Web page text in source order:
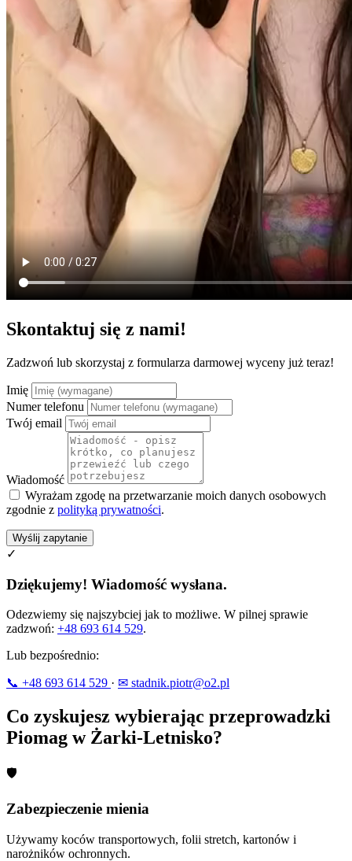
Skontaktuj się z nami!
Zadzwoń lub skorzystaj z formularza darmowej wyceny już teraz!
Imię
Numer telefonu
Twój email
Wiadomość
Wyrażam zgodę na przetwarzanie moich danych osobowych
zgodnie z polityką prywatności.
Wyślij zapytanie
✓
Dziękujemy! Wiadomość wysłana.
Odezwiemy się najszybciej jak to możliwe. W pilnej sprawie
zadzwoń: +48 693 614 529.
Lub bezpośrednio:
📞 +48 693 614 529 · ✉ stadnik.piotr@o2.pl
Co zyskujesz wybierając przeprowadzki
Piomag w Żarki-Letnisko?
🛡
Zabezpieczenie mienia
Używamy koców transportowych, folii stretch, kartonów i
narożników ochronnych.